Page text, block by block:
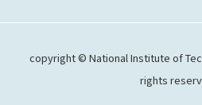
copyright © National Institute of
rights